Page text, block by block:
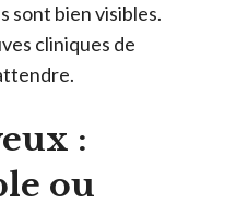
sont bien visibles.
cliniques de
:
ou